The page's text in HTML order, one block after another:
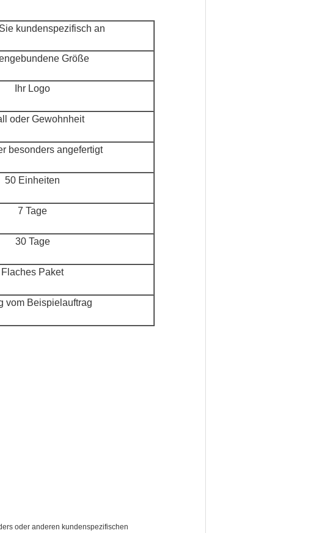
kundenspezifisch an
Größe
Ihr Logo
oder Gewohnheit
besonders angefertigt
50 Einheiten
7 Tage
30 Tage
Flaches Paket
vom Beispielauftrag
oder anderen kundenspezifischen